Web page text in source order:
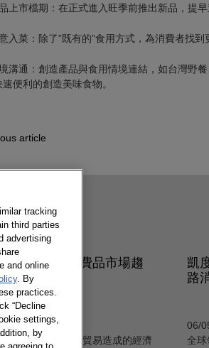
上市檔期：在正式進入旺季前推出新品，提早
入菜：除了”既有的”食用方式，為消費者找到
溝通：創造產品與食用情境連結，如台灣野
便利的創造美味食物。
article
內容
台灣民生消費品市場趨
球經濟趨緩，中美貿易造成的經濟
凱
路
06/
全球
tracking
third parties
advertising
and online
. By
practices.
“Decline
settings,
by